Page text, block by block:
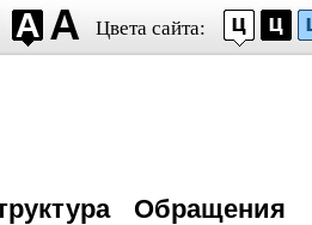
Цвета сайта:
Обращения